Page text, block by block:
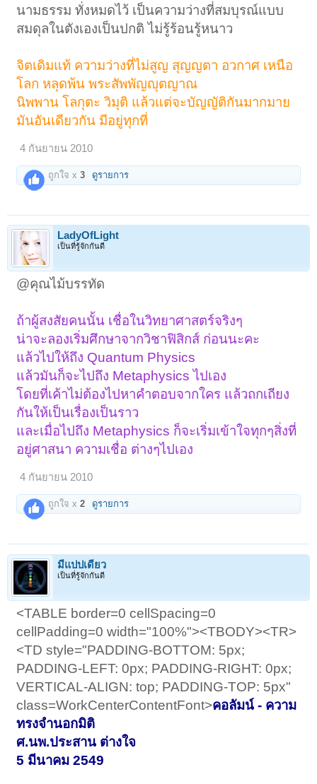
นามธรรม ทั่งหมดไว้ เป็นความว่างที่สมบุรณ์แบบ
สมดุลในตังเองเป็นปกติ ไม่รู้ร้อนรู้หนาว
จิตเดิมแท้ ความว่างที่ไม่สูญ สุญญตา อวกาศ เหนือ
โลก หลุดพ้น พระสัพพัญญุตญาณ
นิพพาน โลกุตะ วิมุติ แล้วแต่จะบัญญัติกันมากมาย
มันอันเดียวกัน มีอยู่ทุกที่
4 กันยายน 2010
ถูกใจ x3 ดูรายการ
LadyOfLight
เป็นที่รู้จักกันดี
@คุณไม้บรรทัด
ถ้าผู้สงสัยคนนั้น เชื่อในวิทยาศาสตร์จริงๆ
น่าจะลองเริ่มศึกษาจากวิชาฟิสิกส์ ก่อนนะคะ
แล้วไปให้ถึง Quantum Physics
แล้วมันก็จะไปถึง Metaphysics ไปเอง
โดยที่เค้าไม่ต้องไปหาคำตอบจากใคร แล้วถกเถียง
กันให้เป็นเรื่องเป็นราว
และเมื่อไปถึง Metaphysics ก็จะเริ่มเข้าใจทุกๆสิ่งที่
อยู่ศาสนา ความเชื่อ ต่างๆไปเอง
4 กันยายน 2010
ถูกใจ x2 ดูรายการ
มีแปปเดียว
เป็นที่รู้จักกันดี
<TABLE border=0 cellSpacing=0
cellPadding=0 width="100%"><TBODY><TR>
<TD style="PADDING-BOTTOM: 5px;
PADDING-LEFT: 0px; PADDING-RIGHT: 0px;
VERTICAL-ALIGN: top; PADDING-TOP: 5px"
class=WorkCenterContentFont>คอลัมน์ - ความ
ทรงจำนอกมิติ
ศ.นพ.ประสาน ต่างใจ
5 มีนาคม 2549